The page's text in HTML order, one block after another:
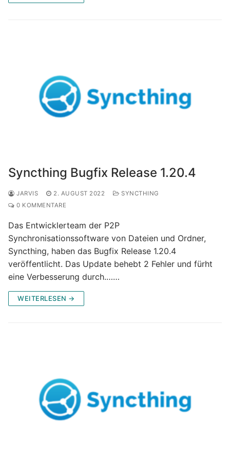
Syncthing Bugfix Release 1.20.4
JARVIS 2. AUGUST 2022
SYNCTHING
0 KOMMENTARE
Das Entwicklerteam der P2P
Synchronisationssoftware von Dateien und Ordner,
Syncthing, haben das Bugfix Release 1.20.4
veröffentlicht. Das Update behebt 2 Fehler und fürht
eine Verbesserung durch.……
WEITERLESEN →